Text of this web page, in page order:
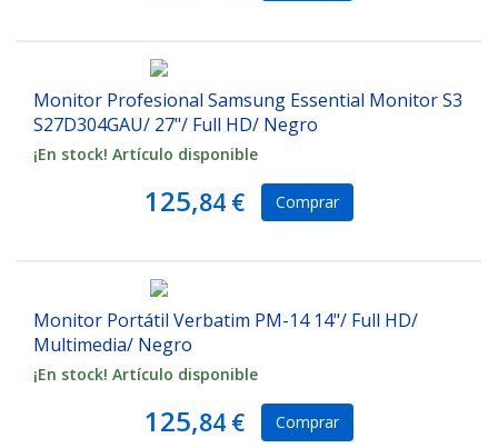
Monitor Profesional Samsung Essential Monitor S3
S27D304GAU/ 27"/ Full HD/ Negro
¡En stock! Artículo disponible
125,84 € Comprar
Monitor Portátil Verbatim PM-14 14"/ Full HD/
Multimedia/ Negro
¡En stock! Artículo disponible
125,84 € Comprar